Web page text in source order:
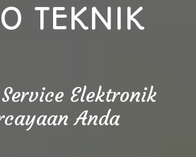
TEKNIK
Elektronik
Anda